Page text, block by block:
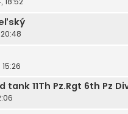
11Th Pz.Rgt 6th Pz